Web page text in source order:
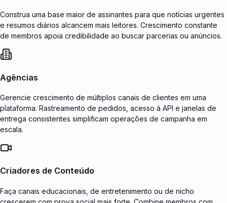
Construa uma base maior de assinantes para que notícias urgentes
e resumos diários alcancem mais leitores. Crescimento constante
de membros apoia credibilidade ao buscar parcerias ou anúncios.
Agências
Gerencie crescimento de múltiplos canais de clientes em uma
plataforma. Rastreamento de pedidos, acesso à API e janelas de
entrega consistentes simplificam operações de campanha em
escala.
Criadores de Conteúdo
Faça canais educacionais, de entretenimento ou de nicho